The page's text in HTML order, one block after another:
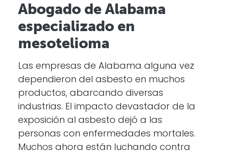
Abogado de Alabama
especializado en
mesotelioma
Las empresas de Alabama alguna vez
dependieron del asbesto en muchos
productos, abarcando diversas
industrias. El impacto devastador de la
exposición al asbesto dejó a las
personas con enfermedades mortales.
Muchos ahora están luchando contra